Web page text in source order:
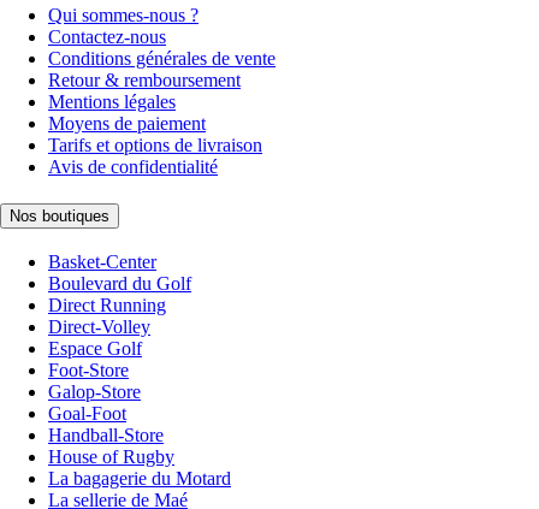
Qui sommes-nous ?
Contactez-nous
Conditions générales de vente
Retour & remboursement
Mentions légales
Moyens de paiement
Tarifs et options de livraison
Avis de confidentialité
Nos boutiques
Basket-Center
Boulevard du Golf
Direct Running
Direct-Volley
Espace Golf
Foot-Store
Galop-Store
Goal-Foot
Handball-Store
House of Rugby
La bagagerie du Motard
La sellerie de Maé